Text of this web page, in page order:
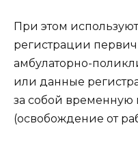
При этом
регистрации
амбулаторно-
или данные
за собой временную
(освобождение от